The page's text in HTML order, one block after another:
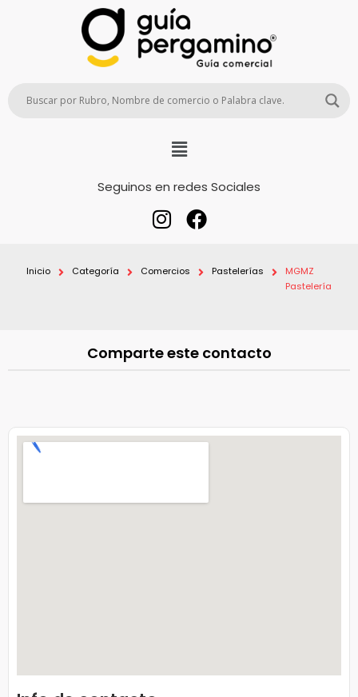
Seguinos en redes Sociales
Inicio Categoría Comercios Pastelerías
MGMZ
Pastelería
Comparte este contacto